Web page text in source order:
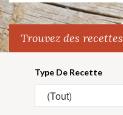
Trouvez des recettes
Type De Recette